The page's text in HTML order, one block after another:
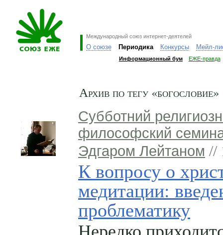
Международный союз интернет-деятелей
О союзе Периодика Конкурсы Мейл-
Информационный бум ЕЖЕ-правда
Архив по тегу «богословие»
Субботний
философский
Эдгаром Лейтаном //
К вопросу о
медитации:
проблематику